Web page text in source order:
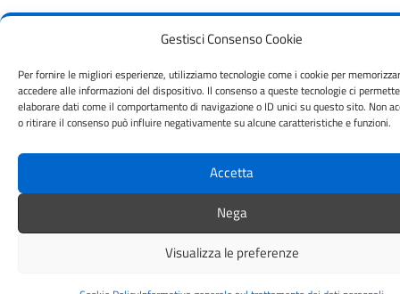
Gestisci Consenso Cookie
Per fornire le migliori esperienze, utilizziamo tecnologie come i cookie per
accedere alle informazioni del dispositivo. Il consenso a queste tecnologie ci
elaborare dati come il comportamento di navigazione o ID unici su questo sito. Non
o ritirare il consenso può influire negativamente su alcune caratteristiche e funzioni.
Accetta
Nega
Visualizza le preferenze